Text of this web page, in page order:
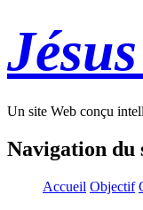
Un site Web conçu
Navigation du
Accueil Objectif